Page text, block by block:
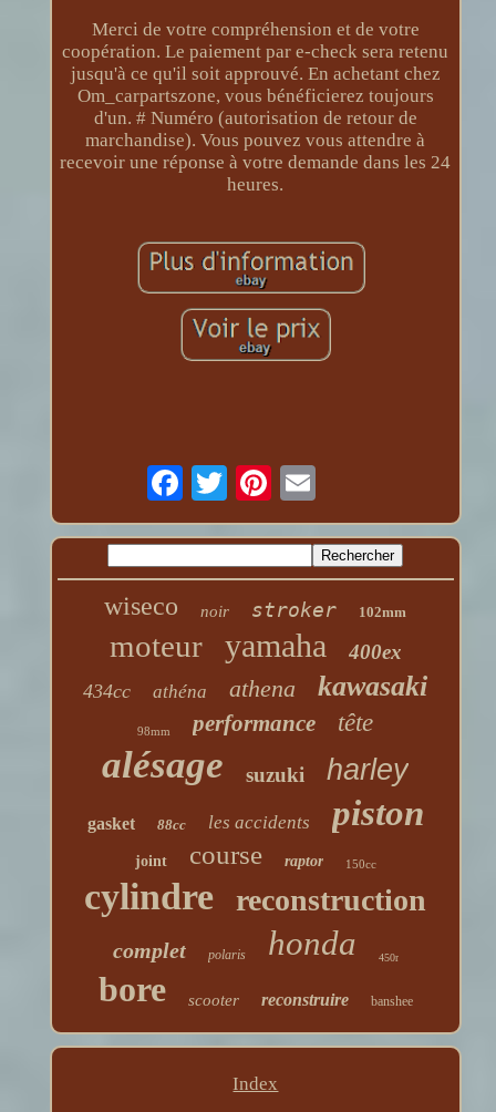
Merci de votre compréhension et de votre
coopération. Le paiement par e-check sera retenu
jusqu'à ce qu'il soit approuvé. En achetant chez
Om_carpartszone, vous bénéficierez toujours
d'un. # Numéro (autorisation de retour de
marchandise). Vous pouvez vous attendre à
recevoir une réponse à votre demande dans les 24
heures.
wiseco noir stroker 102mm
moteur yamaha 400ex
434cc athéna athena kawasaki
98mm performance tête
alésage suzuki harley
gasket 88cc les accidents piston
joint course raptor 150cc
cylindre reconstruction
complet polaris honda 450r
bore scooter reconstruire banshee
Index